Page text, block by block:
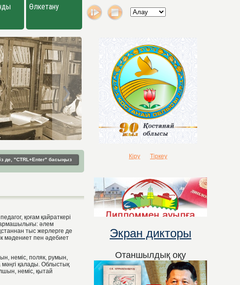
Өлкетану
де, "CTRL+Enter" басыңыз Кіру Тіркеу
қоғам қайраткері
әлем
тыс жерлерге де
мәдениет пен әдебиет
неміс, поляк, румын,
қалады. Облыстық
неміс, қытай
Экран дикторы
Отаншылдық оқу